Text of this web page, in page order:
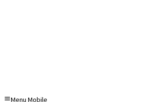
Menu Mobile